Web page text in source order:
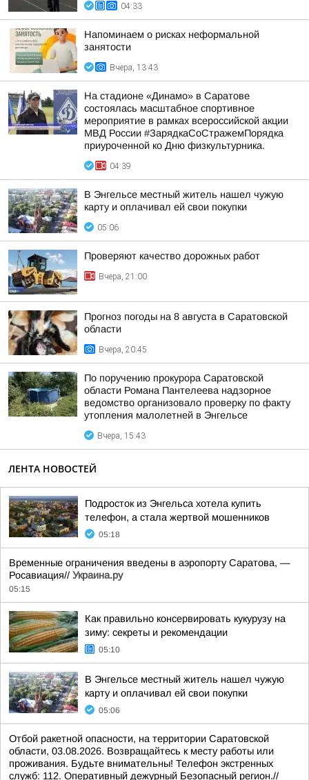
04:33
Напоминаем о рисках неформальной
занятости
Вчера, 13:43
На стадионе «Динамо» в Саратове
состоялась масштабное спортивное
мероприятие в рамках всероссийской акции
МВД России #ЗарядкаСоСтражемПорядка
приуроченной ко Дню физкультурника.
04:39
В Энгельсе местный житель нашел чужую
карту и оплачивал ей свои покупки
05:06
Проверяют качество дорожных работ
Вчера, 21:00
Прогноз погоды на 8 августа в Саратовской
области
Вчера, 20:45
По поручению прокурора Саратовской
области Романа Пантелеева надзорное
ведомство организовало проверку по факту
утопления малолетней в Энгельсе
Вчера, 15:43
ЛЕНТА НОВОСТЕЙ
Подросток из Энгельса хотела купить
телефон, а стала жертвой мошенников
05:18
Временные ограничения введены в аэропорту Саратова, —
Росавиация// Украина.ру
05:15
Как правильно консервировать кукурузу на
зиму: секреты и рекомендации
05:10
В Энгельсе местный житель нашел чужую
карту и оплачивал ей свои покупки
05:06
Отбой ракетной опасности, на территории Саратовской
области, 03.08.2026. Возвращайтесь к месту работы или
проживания. Будьте внимательны! Телефон экстренных
служб: 112. Оперативный дежурный Безопасный регион.//